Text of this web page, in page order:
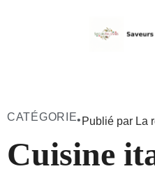
CATÉGORIE• Publié par La
Cuisine